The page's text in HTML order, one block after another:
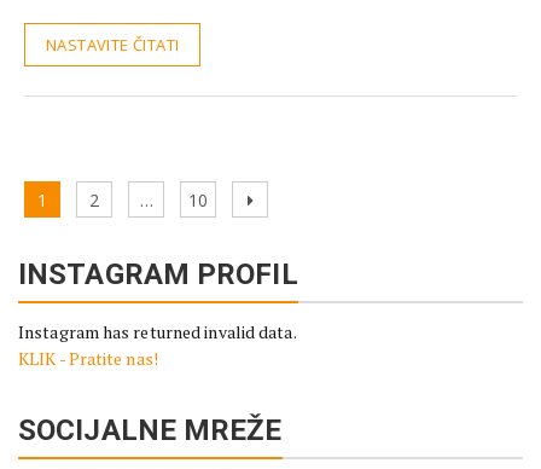
NASTAVITE ČITATI
Kretanje
Page
1 Page
2 … Page
10
Next
INSTAGRAM PROFIL
Instagram has returned invalid data.
KLIK - Pratite nas!
SOCIJALNE MREŽE